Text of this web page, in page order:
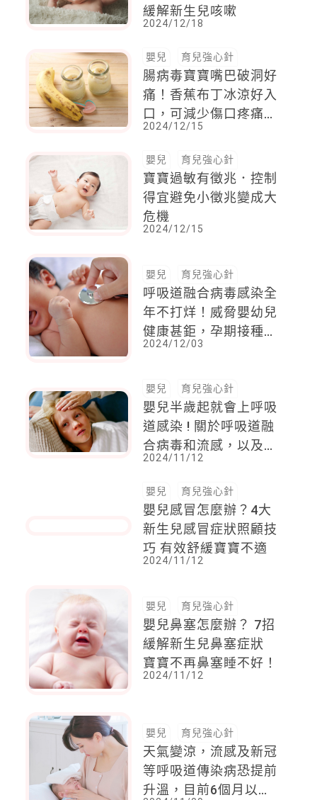
緩解新生兒咳嗽
2024/12/18
嬰兒 育兒強心針
腸病毒寶寶嘴巴破洞好
痛！香蕉布丁冰涼好入
口，可減少傷口疼痛，
還能補充身體所需能量
2024/12/15
嬰兒 育兒強心針
寶寶過敏有徵兆．控制
得宜避免小徵兆變成大
危機
2024/12/15
嬰兒 育兒強心針
呼吸道融合病毒感染全
年不打烊！威脅嬰幼兒
健康甚鉅，孕期接種
RSV疫苗，讓寶寶帶著
2024/12/03
嬰兒 育兒強心針
嬰兒半歲起就會上呼吸
道感染 ! 關於呼吸道融
合病毒和流感，以及冠
狀病毒，你搞得懂嗎？
2024/11/12
嬰兒 育兒強心針
嬰兒感冒怎麼辦？4大
新生兒感冒症狀照顧技
巧 有效舒緩寶寶不適
2024/11/12
嬰兒 育兒強心針
嬰兒鼻塞怎麼辦？ 7招
緩解新生兒鼻塞症狀
寶寶不再鼻塞睡不好！
2024/11/12
嬰兒 育兒強心針
天氣變涼，流感及新冠
等呼吸道傳染病恐提前
升溫，目前6個月以上